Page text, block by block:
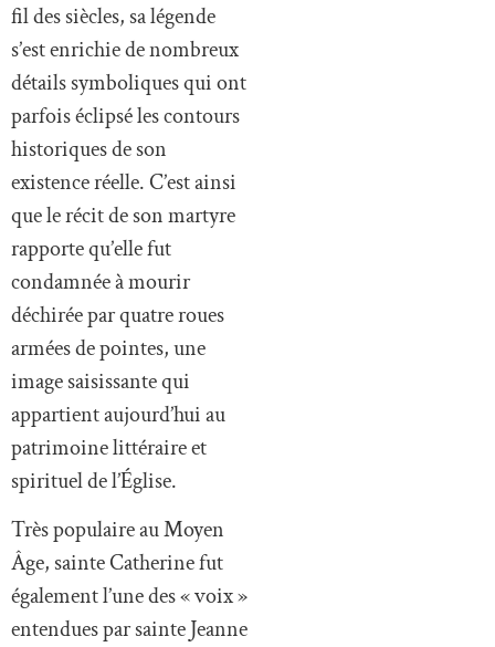
fil des siècles, sa légende
s’est enrichie de nombreux
détails symboliques qui ont
parfois éclipsé les contours
historiques de son
existence réelle. C’est ainsi
que le récit de son martyre
rapporte qu’elle fut
condamnée à mourir
déchirée par quatre roues
armées de pointes, une
image saisissante qui
appartient aujourd’hui au
patrimoine littéraire et
spirituel de l’Église.
Très populaire au Moyen
Âge, sainte Catherine fut
également l’une des « voix »
entendues par sainte Jeanne